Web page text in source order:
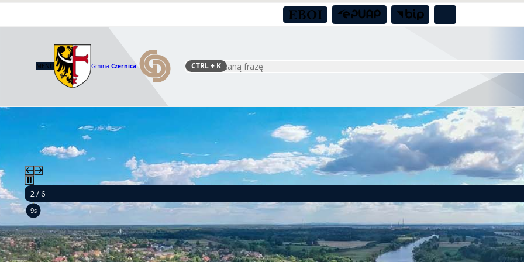
MENU Gmina Czernica Szukaj
CTRL+ K
2 / 6
8s
Ponad milion złotych dla bezpieczeństwa mieszkańców Gminy Czernica!